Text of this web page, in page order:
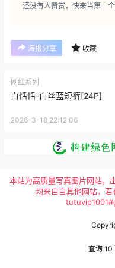
还没有人赞赏，快来当第一个
海报分享 收藏
网红系列
白恬恬-白丝蓝短裤[24P]
2026-3-18 22:12:06
本站为高质量写真图片网站，
均来自自其他网站，若
查询 10